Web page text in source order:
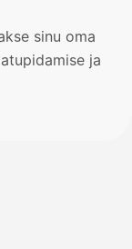
sinu oma
ja